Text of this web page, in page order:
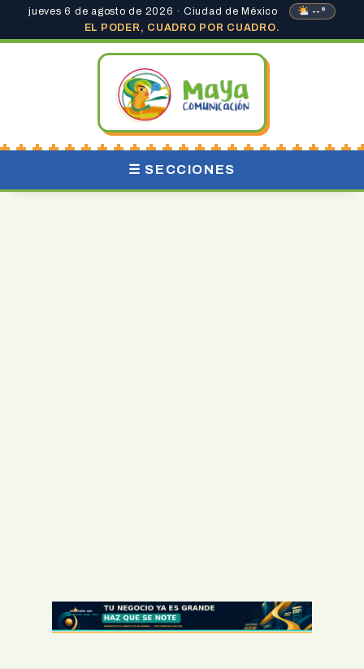
jueves 6 de agosto de 2026 · Ciudad de México
--°
EL PODER, CUADRO POR CUADRO.
☰ SECCIONES